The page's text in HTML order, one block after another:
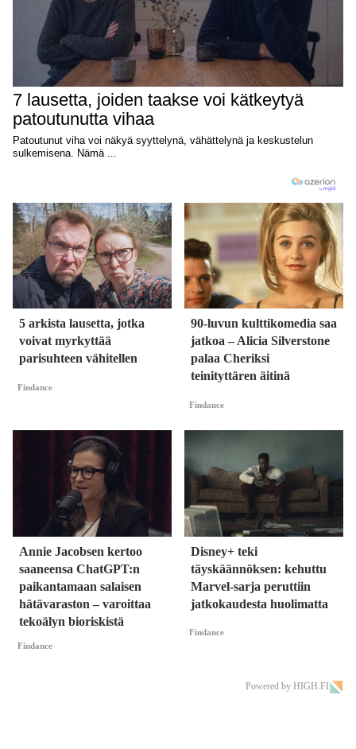
5 arkista lausetta, jotka
voivat myrkyttää
parisuhteen vähitellen
Findance
90-luvun kulttikomedia saa
jatkoa – Alicia Silverstone
palaa Cheriksi
teinityttären äitinä
Findance
Annie Jacobsen kertoo
saaneensa ChatGPT:n
paikantamaan salaisen
hätävaraston – varoittaa
tekoälyn bioriskistä
Findance
Disney+ teki
täyskäännöksen: kehuttu
Marvel-sarja peruttiin
jatkokaudesta huolimatta
Findance
Powered by HIGH.FI